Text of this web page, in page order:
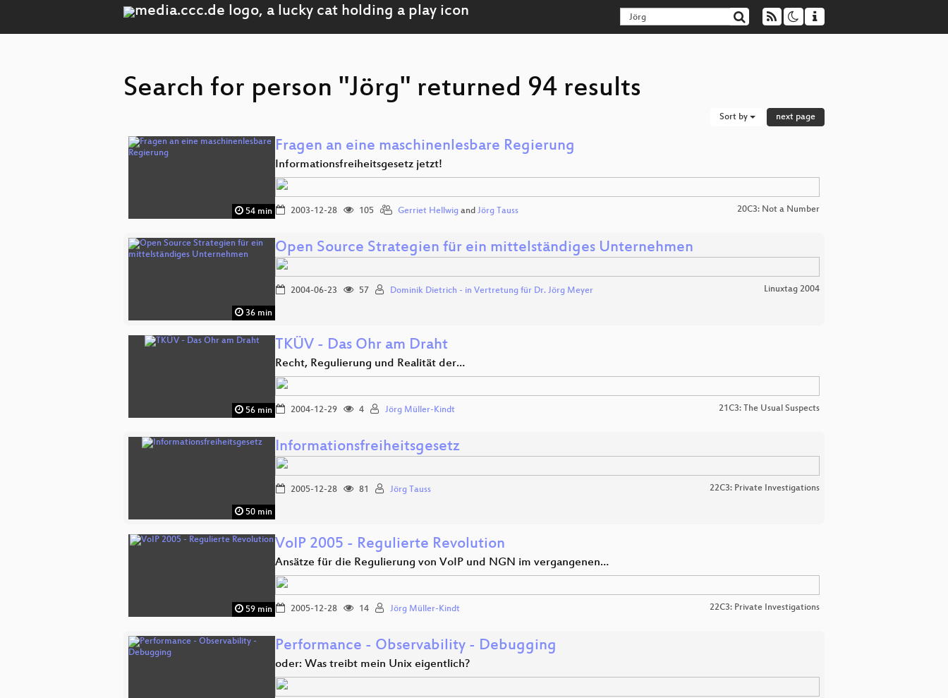
Search for person "Jörg" returned 94 results
Sort by next page
54 min
Fragen an eine maschinenlesbare Regierung
Informationsfreiheitsgesetz jetzt!
2003-12-28 105 Gerriet Hellwig and Jörg Tauss 20C3: Not a Number
36 min
Open Source Strategien für ein mittelständiges Unternehmen
2004-06-23 57 Dominik Dietrich - in Vertretung für Dr. Jörg Meyer Linuxtag 2004
56 min
TKÜV - Das Ohr am Draht
Recht, Regulierung und Realität der…
2004-12-29 4 Jörg Müller-Kindt 21C3: The Usual Suspects
50 min
Informationsfreiheitsgesetz
2005-12-28 81 Jörg Tauss 22C3: Private Investigations
59 min
VoIP 2005 - Regulierte Revolution
Ansätze für die Regulierung von VoIP und NGN im vergangenen…
2005-12-28 14 Jörg Müller-Kindt 22C3: Private Investigations
Performance - Observability - Debugging
oder: Was treibt mein Unix eigentlich?